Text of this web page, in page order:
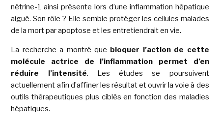
nétrine-1 ainsi présente lors d’une inflammation hépatique
aiguë. Son rôle ? Elle semble protéger les cellules malades
de la mort par apoptose et les entretiendrait en vie.
La recherche a montré que bloquer l’action de cette
molécule actrice de l’inflammation permet d’en
réduire l’intensité. Les études se poursuivent
actuellement afin d’affiner les résultat et ouvrir la voie à des
outils thérapeutiques plus ciblés en fonction des maladies
hépatiques.